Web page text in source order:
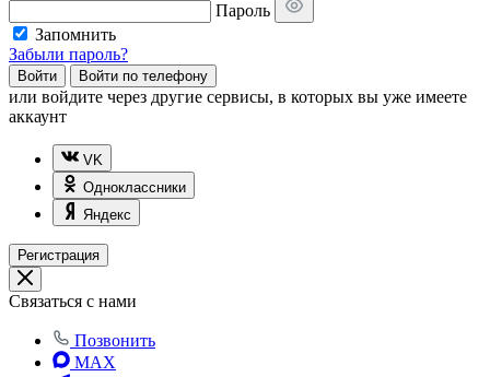
Пароль
Запомнить
Забыли пароль?
Войти Войти по телефону
или войдите через другие сервисы, в которых вы уже имеете
аккаунт
VK
Одноклассники
Яндекс
Регистрация
Связаться с нами
Позвонить
MAX